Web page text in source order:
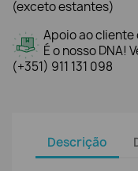
(exceto estantes)
Apoio ao
É o nosso DNA!
(+351) 911 131 098
Descrição